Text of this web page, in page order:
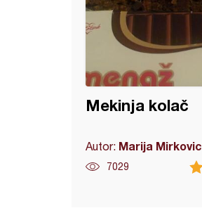
Mekinja kolač
Autor: Marija Mirkovic
7029